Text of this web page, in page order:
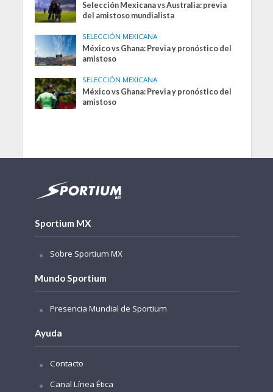
Selección Mexicana vs Australia: previa
del amistoso mundialista
SELECCIÓN MEXICANA
México vs Ghana: Previa y pronóstico del
amistoso
SELECCIÓN MEXICANA
México vs Ghana: Previa y pronóstico del
amistoso
Sportium MX
Sobre Sportium MX
Mundo Sportium
Presencia Mundial de Sportium
Ayuda
Contacto
Canal Línea Ética